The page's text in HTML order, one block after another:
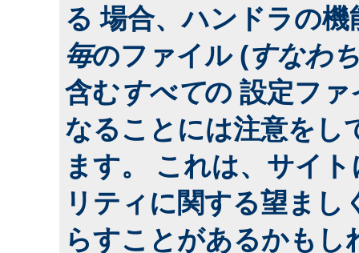
る 場合、ハンドラの
毎のファイル (すなわ
含むすべての 設定フ
なることには注意をし
ます。 これは、サイ
リティに関する望まし
らすことがあるかもし